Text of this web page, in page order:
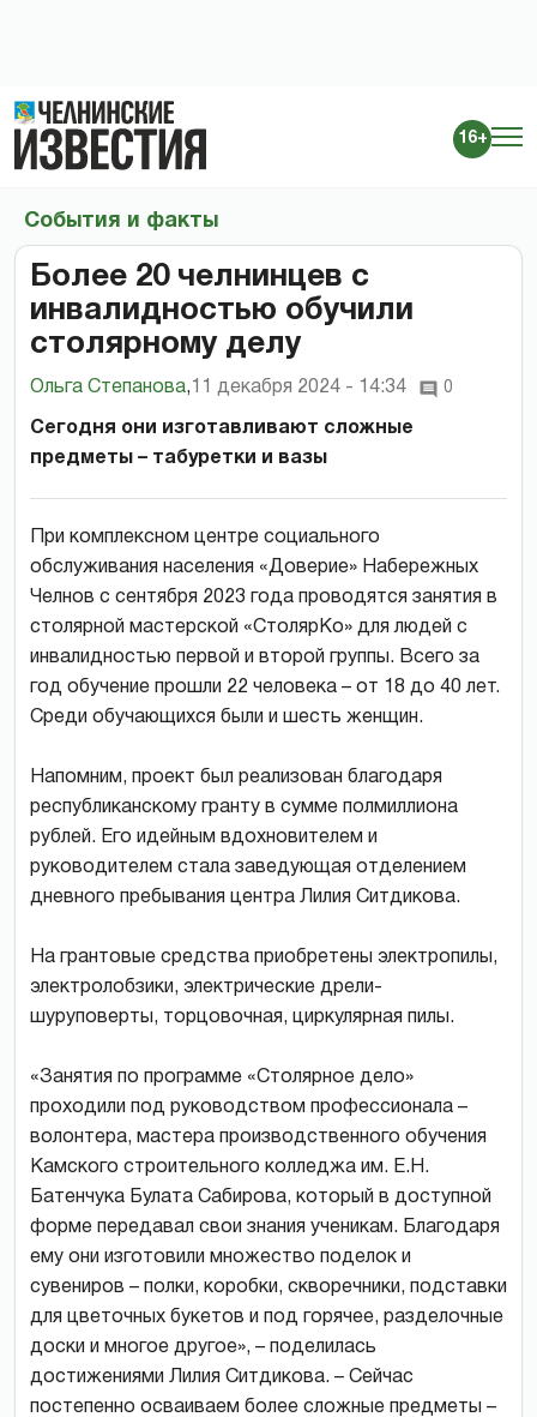
16+
События и факты
Более 20 челнинцев с
инвалидностью обучили
столярному делу
Ольга Степанова, 11 декабря 2024 - 14:34 0
Сегодня они изготавливают сложные
предметы – табуретки и вазы
При комплексном центре социального
обслуживания населения «Доверие» Набережных
Челнов с сентября 2023 года проводятся занятия в
столярной мастерской «СтолярКо» для людей с
инвалидностью первой и второй группы. Всего за
год обучение прошли 22 человека – от 18 до 40 лет.
Среди обучающихся были и шесть женщин.
Напомним, проект был реализован благодаря
республиканскому гранту в сумме полмиллиона
рублей. Его идейным вдохновителем и
руководителем стала заведующая отделением
дневного пребывания центра Лилия Ситдикова.
На грантовые средства приобретены электропилы,
электролобзики, электрические дрели-
шуруповерты, торцовочная, циркулярная пилы.
«Занятия по программе «Столярное дело»
проходили под руководством профессионала –
волонтера, мастера производственного обучения
Камского строительного колледжа им. Е.Н.
Батенчука Булата Сабирова, который в доступной
форме передавал свои знания ученикам. Благодаря
ему они изготовили множество поделок и
сувениров – полки, коробки, скворечники, подставки
для цветочных букетов и под горячее, разделочные
доски и многое другое», – поделилась
достижениями Лилия Ситдикова. – Сейчас
постепенно осваиваем более сложные предметы –